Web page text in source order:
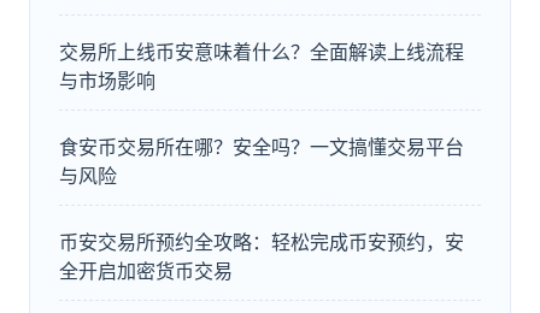
交易所上线币安意味着什么？全面解读上线流程
与市场影响
食安币交易所在哪？安全吗？一文搞懂交易平台
与风险
币安交易所预约全攻略：轻松完成币安预约，安
全开启加密货币交易